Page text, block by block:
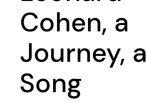
Cohen, a
Journey, a
Song